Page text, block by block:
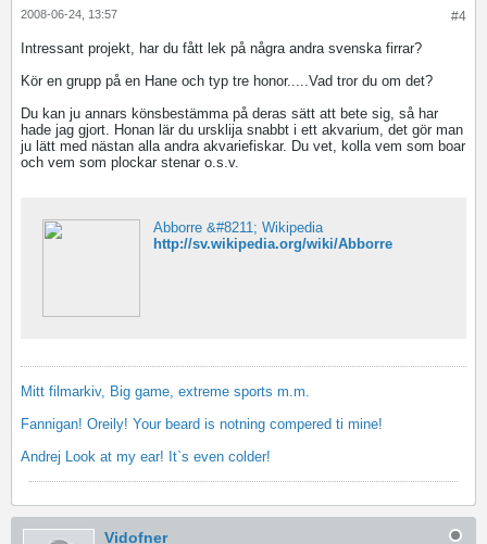
#4
2008-06-24, 13:57
Intressant projekt, har du fått lek på några andra svenska firrar?
Kör en grupp på en Hane och typ tre honor.....Vad tror du om det?
Du kan ju annars könsbestämma på deras sätt att bete sig, så har
hade jag gjort. Honan lär du ursklija snabbt i ett akvarium, det gör man
ju lätt med nästan alla andra akvariefiskar. Du vet, kolla vem som boar
och vem som plockar stenar o.s.v.
Abborre &#8211; Wikipedia
http://sv.wikipedia.org/wiki/Abborre
Mitt filmarkiv, Big game, extreme sports m.m.
Fannigan! Oreily! Your beard is notning compered ti mine!
Andrej Look at my ear! It`s even colder!
Vidofner